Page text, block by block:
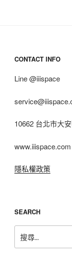
CONTACT INFO
Line @iiispace
10662 台北市大
www.iiispace.com
隱私權政策
SEARCH
尋